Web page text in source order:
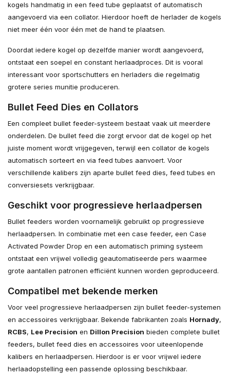
kogels handmatig in een feed tube geplaatst of automatisch
aangevoerd via een collator. Hierdoor hoeft de herlader de kogels
niet meer één voor één met de hand te plaatsen.
Doordat iedere kogel op dezelfde manier wordt aangevoerd,
ontstaat een soepel en constant herlaadproces. Dit is vooral
interessant voor sportschutters en herladers die regelmatig
grotere series munitie produceren.
Bullet Feed Dies en Collators
Een compleet bullet feeder-systeem bestaat vaak uit meerdere
onderdelen. De bullet feed die zorgt ervoor dat de kogel op het
juiste moment wordt vrijgegeven, terwijl een collator de kogels
automatisch sorteert en via feed tubes aanvoert. Voor
verschillende kalibers zijn aparte bullet feed dies, feed tubes en
conversiesets verkrijgbaar.
Geschikt voor progressieve herlaadpersen
Bullet feeders worden voornamelijk gebruikt op progressieve
herlaadpersen. In combinatie met een case feeder, een Case
Activated Powder Drop en een automatisch priming systeem
ontstaat een vrijwel volledig geautomatiseerde pers waarmee
grote aantallen patronen efficiënt kunnen worden geproduceerd.
Compatibel met bekende merken
Voor veel progressieve herlaadpersen zijn bullet feeder-systemen
en accessoires verkrijgbaar. Bekende fabrikanten zoals Hornady,
RCBS, Lee Precision en Dillon Precision bieden complete bullet
feeders, bullet feed dies en accessoires voor uiteenlopende
kalibers en herlaadpersen. Hierdoor is er voor vrijwel iedere
herlaadopstelling een passende oplossing beschikbaar.